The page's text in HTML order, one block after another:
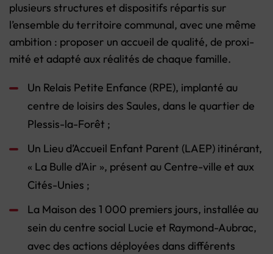
plusieurs structures et dispositifs répartis sur
l’ensemble du territoire communal, avec une même
ambition : proposer un accueil de qualité, de proxi-
mité et adapté aux réalités de chaque famille.
Un Relais Petite Enfance (RPE), implanté au
centre de loisirs des Saules, dans le quartier de
Plessis-la-Forêt ;
Un Lieu d’Accueil Enfant Parent (LAEP) itinérant,
« La Bulle d’Air », présent au Centre-ville et aux
Cités-Unies ;
La Maison des 1 000 premiers jours, installée au
sein du centre social Lucie et Raymond-Aubrac,
avec des actions déployées dans différents